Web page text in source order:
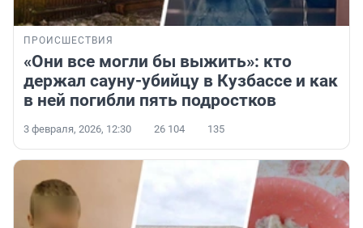
ПРОИСШЕСТВИЯ
«Они все могли бы выжить»: кто
держал сауну-убийцу в Кузбассе и как
в ней погибли пять подростков
3 февраля, 2026, 12:30 26 104 135